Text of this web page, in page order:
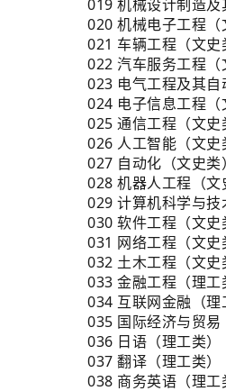
019 机械设计制造
020 机械电子工程（
021 车辆工程（文史
022 汽车服务工程（
023 电气工程及其
024 电子信息工程（
025 通信工程（文史
026 人工智能（文史
027 自动化（文史类
028 机器人工程（文
029 计算机科学与
030 软件工程（文史
031 网络工程（文史
032 土木工程（文史
033 金融工程（理工
034 互联网金融（理
035 国际经济与贸
036 日语（理工类）
037 翻译（理工类）
038 商务英语（理工